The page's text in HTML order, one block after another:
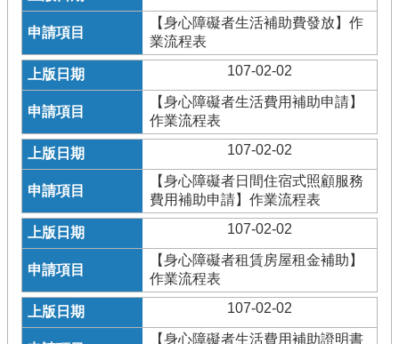
【身心障礙者生活補助費發放】作
業流程表
107-02-02
【身心障礙者生活費用補助申請】
作業流程表
107-02-02
【身心障礙者日間住宿式照顧服務
費用補助申請】作業流程表
107-02-02
【身心障礙者租賃房屋租金補助】
作業流程表
107-02-02
【身心障礙者生活費用補助證明書